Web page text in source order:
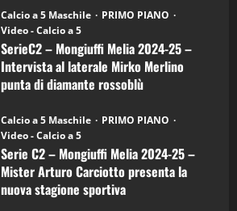
6)
–
Intervista
a
mister
Arturo
Carciotto
(Mongiuffi
Calcio a 5 Maschile
PRIMO PIANO
Video - Calcio a 5
SerieC2 – Mongiuffi Melia 2024-25 –
Intervista al laterale Mirko Merlino
punta di diamante rossoblù
Calcio a 5 Maschile
PRIMO PIANO
Video - Calcio a 5
Serie C2 – Mongiuffi Melia 2024-25 –
Mister Arturo Carciotto presenta la
nuova stagione sportiva
“SportEmpire” in Podcast: 27^ Puntata
(Martedi 14 Aprile 2026)
15/04/2026
“SportEmpire” in Podcast: 26^ Puntata
(Martedi 07 Aprile 2026)
08/04/2026